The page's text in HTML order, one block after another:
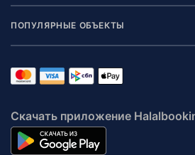
ПОПУЛЯРНЫЕ ОБЪЕКТЫ
Скачать приложение